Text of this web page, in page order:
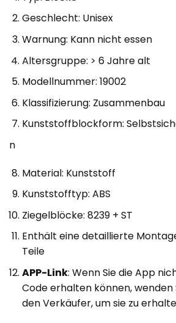
Geschlecht: Unisex
Warnung: Kann nicht essen
Altersgruppe: > 6 Jahre alt
Modellnummer: 19002
Klassifizierung: Zusammenbau
Kunststoffblockform:
n
Material: Kunststoff
Kunststofftyp: ABS
Ziegelblöcke: 8239 + ST
Enthält eine detaillierte
Teile
APP-Link: Wenn Sie die App
Code erhalten können, wenden
den Verkäufer, um sie zu